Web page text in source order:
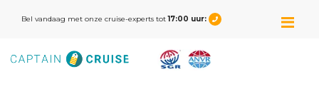
Bel vandaag met onze cruise-experts tot17:00 uur: